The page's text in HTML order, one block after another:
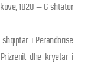
1820 – 6 shtator
i Perandorisë
dhe kryetar i